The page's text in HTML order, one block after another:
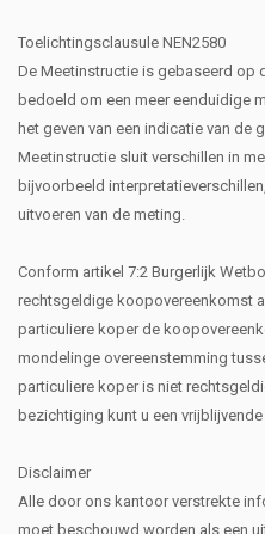
Toelichtingsclausule NEN2580
De Meetinstructie is gebaseerd op
bedoeld om een meer eenduidige
het geven van een indicatie van de
Meetinstructie sluit verschillen in
bijvoorbeeld
uitvoeren van de meting.
Conform artikel 7:2 Burgerlijk
rechtsgeldige koopovereenkomst
particuliere koper de
mondelinge overeenstemming
particuliere koper is niet
bezichtiging kunt u een
Disclaimer
Alle door ons kantoor verstrekte
moet beschouwd worden als een